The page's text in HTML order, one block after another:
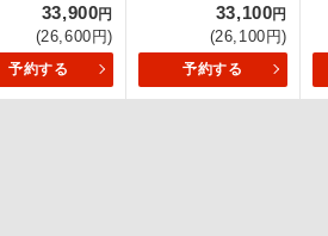
33,900円
(26,600円)
予約する
33,100円
(26,100円)
予約する
ご宿泊ホテルに大浴場が付い
全てのお食事が付いています